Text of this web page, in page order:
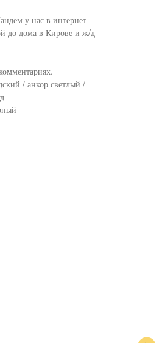
у нас в интернет-
до дома в Кирове и ж/д
/ анкор светлый /